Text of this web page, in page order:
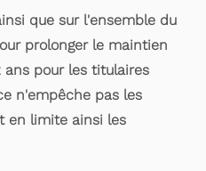
que sur l'ensemble du
prolonger le maintien
ans pour les titulaires
n'empêche pas les
en limite ainsi les